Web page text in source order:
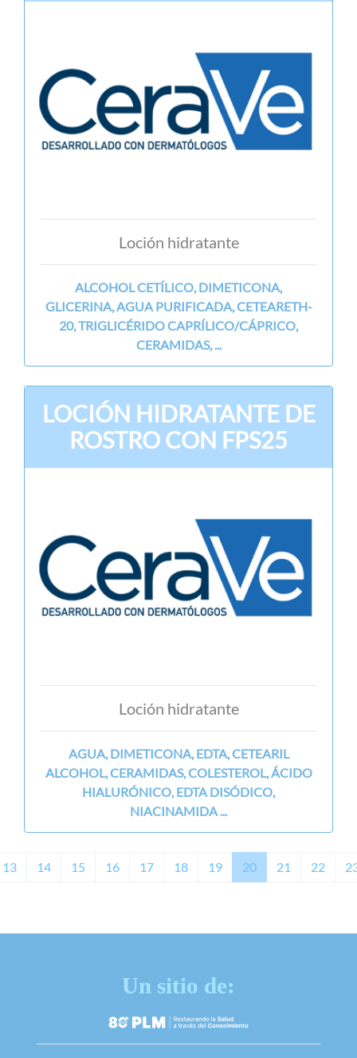
Loción hidratante
ALCOHOL CETÍLICO, DIMETICONA,
GLICERINA, AGUA PURIFICADA, CETEARETH-
20, TRIGLICÉRIDO CAPRÍLICO/CÁPRICO,
CERAMIDAS, ...
LOCIÓN HIDRATANTE DE
ROSTRO CON FPS25
Loción hidratante
AGUA, DIMETICONA, EDTA, CETEARIL
ALCOHOL, CERAMIDAS, COLESTEROL, ÁCIDO
HIALURÓNICO, EDTA DISÓDICO,
NIACINAMIDA ...
13 14 15 16 17 18 19 20 21 22
Un sitio de: